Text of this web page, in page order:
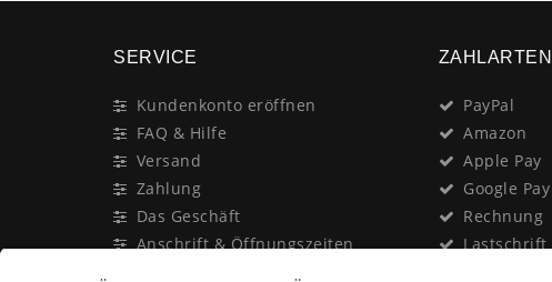
SERVICE
Kundenkonto eröffnen
FAQ & Hilfe
Versand
Zahlung
Das Geschäft
Anschrift & Öffnungszeiten
ZAHLARTEN
PayPal
Amazon
Apple Pay
Google Pay
Rechnung
Lastschrift